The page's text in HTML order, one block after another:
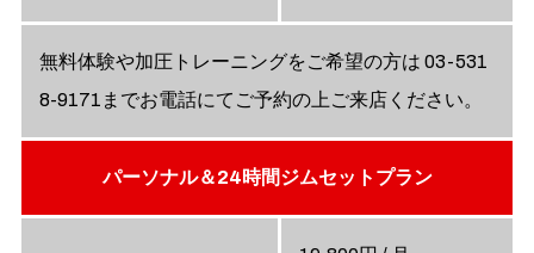
無料体験や加圧トレーニングをご希望の方は 03-531
8-9171までお電話にてご予約の上ご来店ください。
パーソナル＆24時間ジムセットプラン